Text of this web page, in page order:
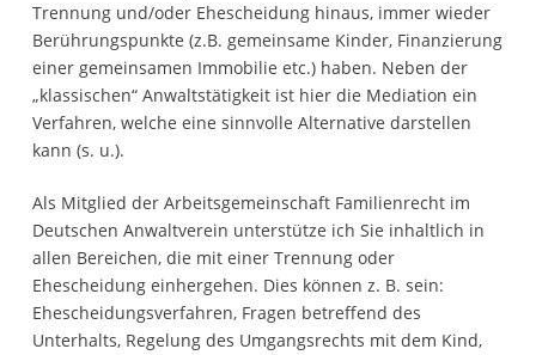
Trennung und/oder Ehescheidung hinaus, immer wieder
Berührungspunkte (z.B. gemeinsame Kinder, Finanzierung
einer gemeinsamen Immobilie etc.) haben. Neben der
„klassischen“ Anwaltstätigkeit ist hier die Mediation ein
Verfahren, welche eine sinnvolle Alternative darstellen
kann (s. u.).
Als Mitglied der Arbeitsgemeinschaft Familienrecht im
Deutschen Anwaltverein unterstütze ich Sie inhaltlich in
allen Bereichen, die mit einer Trennung oder
Ehescheidung einhergehen. Dies können z. B. sein:
Ehescheidungsverfahren, Fragen betreffend des
Unterhalts, Regelung des Umgangsrechts mit dem Kind,